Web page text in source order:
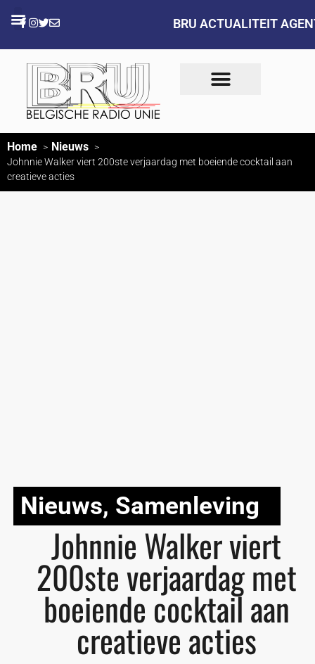
BRU ACTUALITEIT
Home Nieuws
Johnnie Walker viert 200ste verjaardag met boeiende cocktail aan
creatieve acties
Nieuws, Samenleving
Johnnie Walker viert
200ste verjaardag met
boeiende cocktail aan
creatieve acties